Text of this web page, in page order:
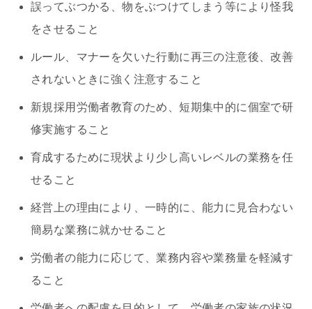
誤ってぶつかる、物をぶつけてしまう等により怪我
をさせること
ルール、マナーを欠いた行動に再三の注意後、改善
されないときに強く注意すること
新規採用労働者教育のため、短期集中的に個室で研
修実施すること
育成するために現状より少し高いレベルの業務を任
せること
経営上の理由により、一時的に、能力に見合わない
簡易な業務に就かせること
労働者の能力に応じて、業務内容や業務量を軽減す
ること